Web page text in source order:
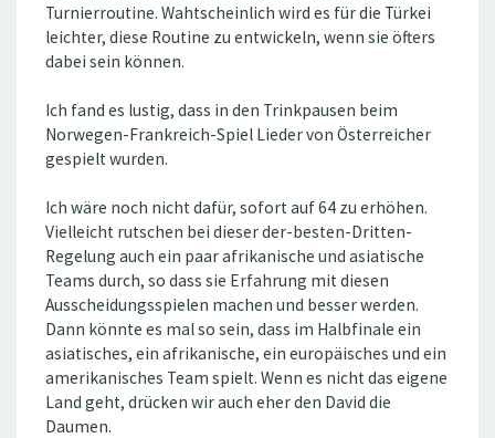
Turnierroutine. Wahtscheinlich wird es für die Türkei
leichter, diese Routine zu entwickeln, wenn sie öfters
dabei sein können.
Ich fand es lustig, dass in den Trinkpausen beim
Norwegen-Frankreich-Spiel Lieder von Österreicher
gespielt wurden.
Ich wäre noch nicht dafür, sofort auf 64 zu erhöhen.
Vielleicht rutschen bei dieser der-besten-Dritten-
Regelung auch ein paar afrikanische und asiatische
Teams durch, so dass sie Erfahrung mit diesen
Ausscheidungsspielen machen und besser werden.
Dann könnte es mal so sein, dass im Halbfinale ein
asiatisches, ein afrikanische, ein europäisches und ein
amerikanisches Team spielt. Wenn es nicht das eigene
Land geht, drücken wir auch eher den David die
Daumen.